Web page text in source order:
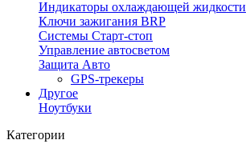
Индикаторы охлаждающей жидкости
Ключи зажигания BRP
Системы Старт-стоп
Управление автосветом
Защита Авто
GPS-трекеры
Другое
Ноутбуки
Категории